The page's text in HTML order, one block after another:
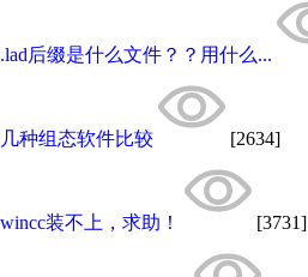
.lad后缀是什么文件？？用什么...
几种组态软件比较 [2634]
wincc装不上，求助！ [3731]